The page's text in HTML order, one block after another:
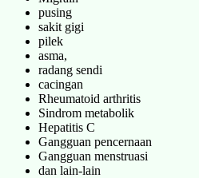
pusing
sakit gigi
pilek
asma,
radang sendi
cacingan
Rheumatoid arthritis
Sindrom metabolik
Hepatitis C
Gangguan pencernaan
Gangguan menstruasi
dan lain-lain